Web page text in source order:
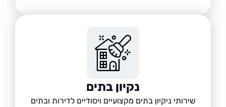
נקיון בתים
שירותי ניקיון בתים מקצועיים ויסודיים לדירות ובתים